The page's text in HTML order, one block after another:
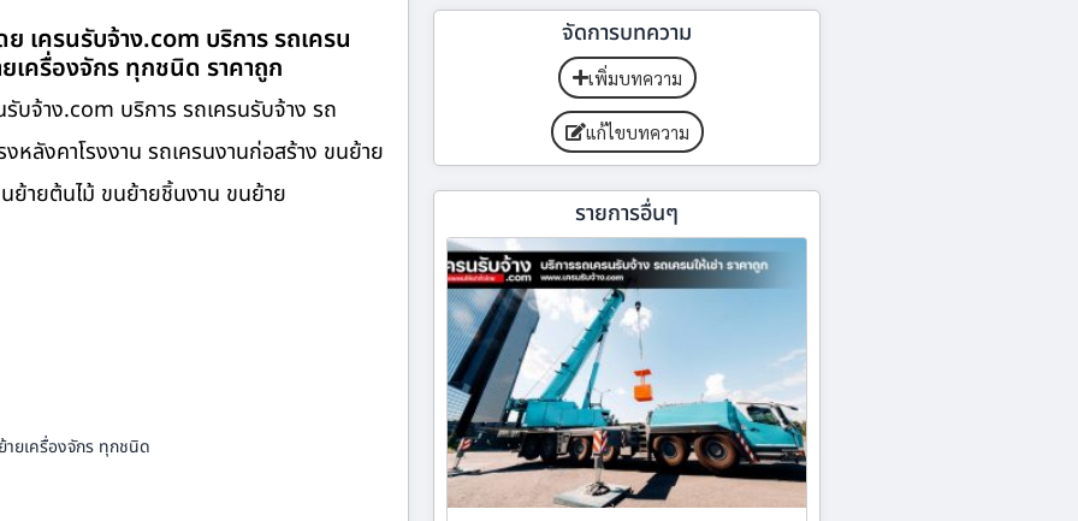
เครนรับจ้าง.com บริการ รถเครน
เครื่องจักร ทุกชนิด ราคาถูก
บจ้าง.com บริการ รถเครนรับจ้าง รถ
หลังคาโรงงาน รถเครนงานก่อสร้าง ขนย้าย
ย้ายต้นไม้ ขนย้ายชิ้นงาน ขนย้าย
ายเครื่องจักร ทุกชนิด
จัดการบทความ
เพิ่มบทความ
แก้ไขบทความ
รายการอื่นๆ